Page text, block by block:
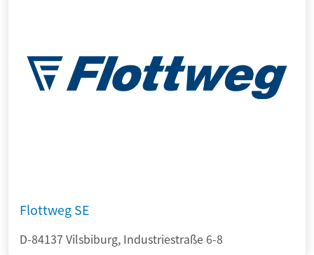
Flottweg SE
D-84137 Vilsbiburg, Industriestraße 6-8